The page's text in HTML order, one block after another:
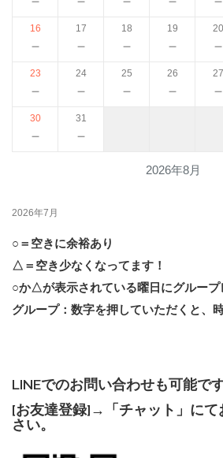
2026年8月
16
－
17
－
18
－
19
－
20
－
23
－
24
－
25
－
26
－
27
－
30
－
31
－
2026年7月
○＝空きに余裕あり
△＝空き少なくなってます！
○か△が表示されている曜日にグループ
グループ：数字を押していただくと、
LINEでのお問い合わせも可能で
[お友達登録]→「チャット」にて
さい。